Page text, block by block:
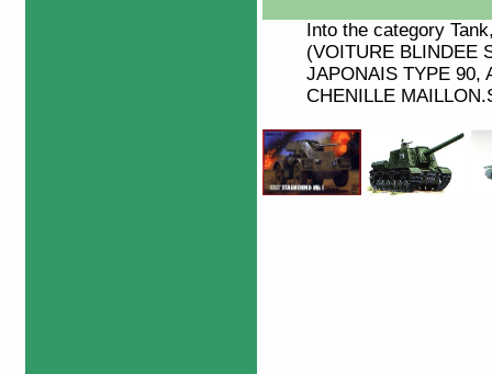
Into the category Tank
(VOITURE BLINDEE
JAPONAIS TYPE 90,
CHENILLE